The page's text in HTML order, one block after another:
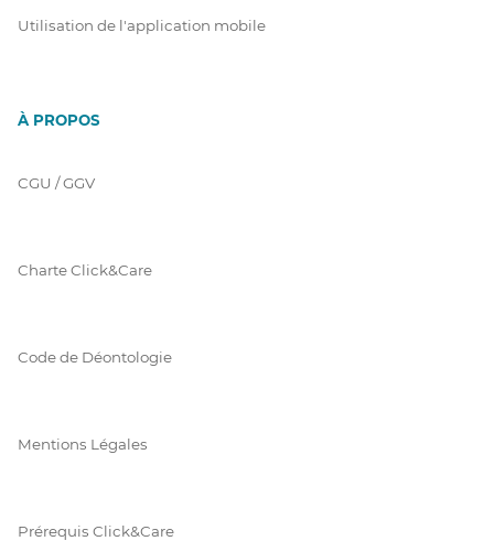
Utilisation de l'application mobile
À PROPOS
CGU / GGV
Charte Click&Care
Code de Déontologie
Mentions Légales
Prérequis Click&Care